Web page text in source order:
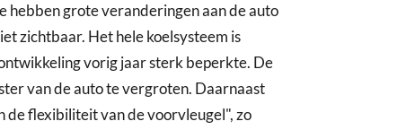
hebben grote veranderingen aan de auto
zichtbaar. Het hele koelsysteem is
vorig jaar sterk beperkte. De
van de auto te vergroten. Daarnaast
de flexibiliteit van de voorvleugel", zo